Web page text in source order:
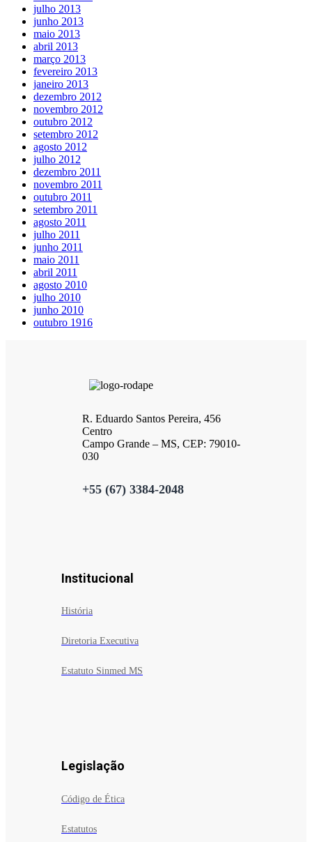
julho 2013
junho 2013
maio 2013
abril 2013
março 2013
fevereiro 2013
janeiro 2013
dezembro 2012
novembro 2012
outubro 2012
setembro 2012
agosto 2012
julho 2012
dezembro 2011
novembro 2011
outubro 2011
setembro 2011
agosto 2011
julho 2011
junho 2011
maio 2011
abril 2011
agosto 2010
julho 2010
junho 2010
outubro 1916
R. Eduardo Santos Pereira, 456
Centro
Campo Grande – MS, CEP: 79010-
030
+55 (67) 3384-2048
Institucional
História
Diretoria Executiva
Estatuto Sinmed MS
Legislação
Código de Ética
Estatutos